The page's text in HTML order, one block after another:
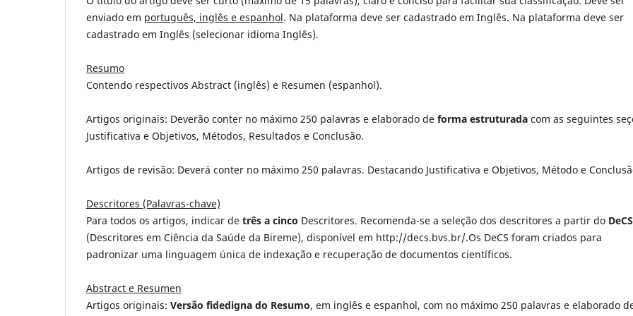
enviado em português, inglês e espanhol. Na plataforma deve ser cadastrado em Inglês. Na plataforma deve ser
cadastrado em Inglês (selecionar idioma Inglês).
Resumo
Contendo respectivos Abstract (inglês) e Resumen (espanhol).
Artigos originais: Deverão conter no máximo 250 palavras e elaborado de forma estruturada com as seguintes
Justificativa e Objetivos, Métodos, Resultados e Conclusão.
Artigos de revisão: Deverá conter no máximo 250 palavras. Destacando Justificativa e Objetivos, Método e
Descritores (Palavras-chave)
Para todos os artigos, indicar de três a cinco Descritores. Recomenda-se a seleção dos descritores a partir do DeCS
(Descritores em Ciência da Saúde da Bireme), disponível em http://decs.bvs.br/.Os DeCS foram criados para
padronizar uma linguagem única de indexação e recuperação de documentos científicos.
Abstract e Resumen
Artigos originais: Versão fidedigna do Resumo, em inglês e espanhol, com no máximo 250 palavras e elaborado